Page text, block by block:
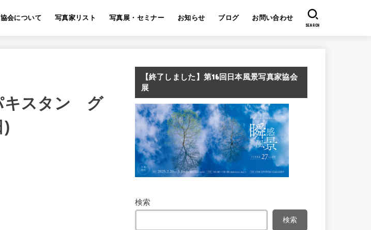
会について 写真家リスト 写真展・セミナー お知らせ ブログ お問い合わせ
SEARCH
キスタン グ
)
【終了しました】第16回日本風景写真家協会
展
検索
検索